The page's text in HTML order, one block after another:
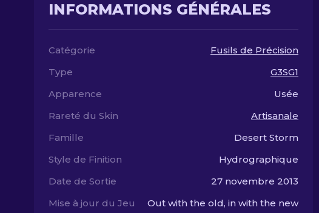
INFORMATIONS GÉNÉRALES
Catégorie
Fusils de Précision
Type
G3SG1
Apparence
Usée
Rareté du Skin
Artisanale
Famille
Desert Storm
Style de Finition
Hydrographique
Date de Sortie
27 novembre 2013
Mise à jour du Jeu
Out with the old, in with the new